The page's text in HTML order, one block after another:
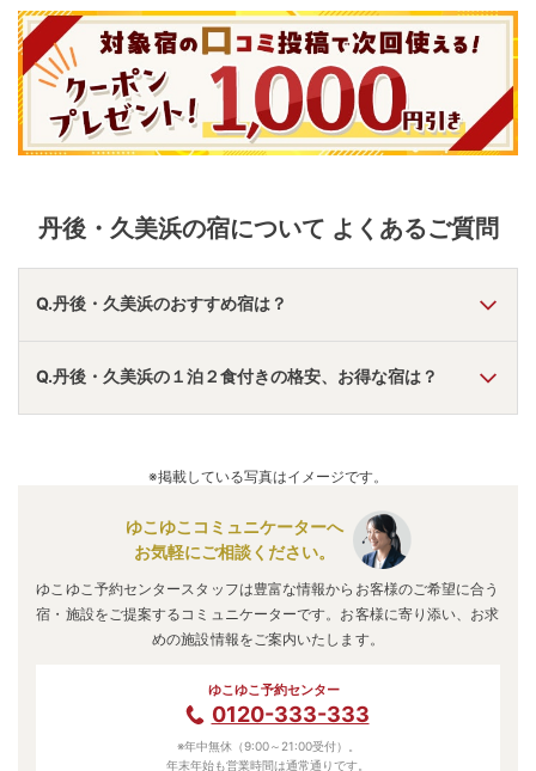
丹後・久美浜の宿について よくあるご質問
Q.丹後・久美浜のおすすめ宿は？
A. 「リブマックスリゾート京丹後シーフロント」・ 「
リブマ
ックスリゾート夕日ヶ浦木津温泉 」・ 「 時季を彩る 佳松苑
などの旅館・ホテルがおすすめの宿泊先です。
Q.丹後・久美浜の１泊２食付きの格安、お得な宿は？
などの旅館・ホテルがお得な価格で泊まれる宿泊先です。
※掲載している写真はイメージです。
ゆこゆこコミュニケーターへ
お気軽にご相談ください。
ゆこゆこ予約センタースタッフは豊富な情報からお客様のご希望に合う
宿・施設をご提案するコミュニケーターです。お客様に寄り添い、お求
めの施設情報をご案内いたします。
ゆこゆこ予約センター
0120-333-333
※年中無休（9:00～21:00受付）。
年末年始も営業時間は通常通りです。